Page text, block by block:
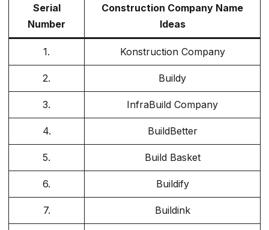
Serial
Number
Construction Company Name
Ideas
1. Konstruction Company
2. Buildy
3. InfraBuild Company
4. BuildBetter
5. Build Basket
6. Buildify
7. Buildink